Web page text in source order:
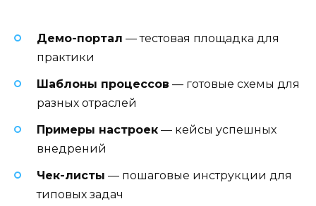
Демо-портал — тестовая площадка для
практики
Шаблоны процессов — готовые схемы для
разных отраслей
Примеры настроек — кейсы успешных
внедрений
Чек-листы — пошаговые инструкции для
типовых задач